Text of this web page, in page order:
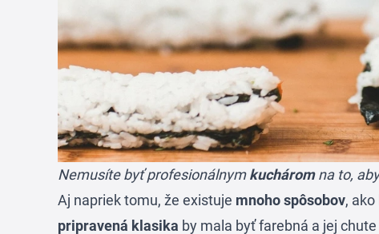
Nemusíte byť profesionálnymkucháromna to,
Aj napriek tomu, že existuje mnoho spôsobov,
pripravená klasika by mala byť farebná a jej